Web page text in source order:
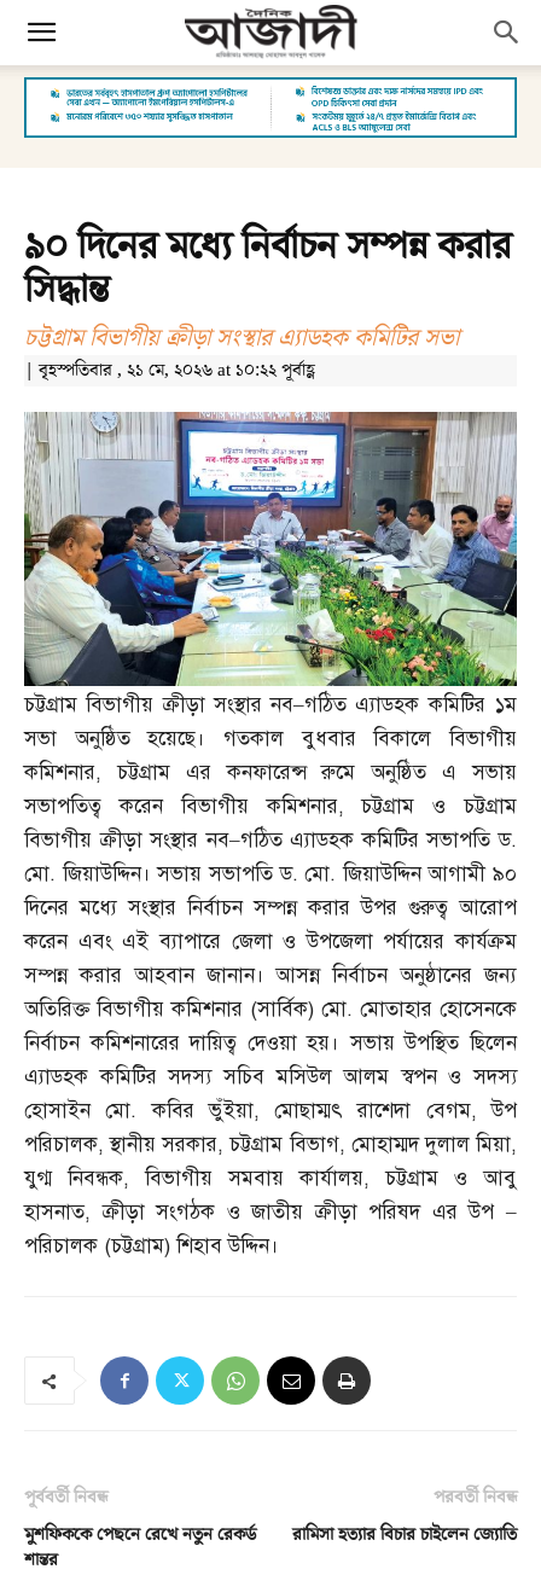
৯০ দিনের মধ্যে নির্বাচন সম্পন্ন করার
সিদ্ধান্ত
চট্টগ্রাম বিভাগীয় ক্রীড়া সংস্থার এ্যাডহক কমিটির সভা
| বৃহস্পতিবার , ২১ মে, ২০২৬ at ১০:২২ পূর্বাহ্ণ
চট্টগ্রাম বিভাগীয় ক্রীড়া সংস্থার নব–গঠিত এ্যাডহক কমিটির ১ম
সভা অনুষ্ঠিত হয়েছে। গতকাল বুধবার বিকালে বিভাগীয়
কমিশনার,চট্টগ্রাম এর কনফারেন্স রুমে অনুষ্ঠিত এ সভায়
সভাপতিত্ব করেন বিভাগীয় কমিশনার,চট্টগ্রাম ও চট্টগ্রাম
বিভাগীয় ক্রীড়া সংস্থার নব–গঠিত এ্যাডহক কমিটির সভাপতি ড.
মো.জিয়াউদ্দিন। সভায় সভাপতি ড.মো.জিয়াউদ্দিন আগামী ৯০
দিনের মধ্যে সংস্থার নির্বাচন সম্পন্ন করার উপর গুরুত্ব আরোপ
করেন এবং এই ব্যাপারে জেলা ও উপজেলা পর্যায়ের কার্যক্রম
সম্পন্ন করার আহবান জানান। আসন্ন নির্বাচন অনুষ্ঠানের জন্য
অতিরিক্ত বিভাগীয় কমিশনার (সার্বিক) মো. মোতাহার হোসেনকে
নির্বাচন কমিশনারের দায়িত্ব দেওয়া হয়। সভায় উপস্থিত ছিলেন
এ্যাডহক কমিটির সদস্য সচিব মসিউল আলম স্বপন ও সদস্য
হোসাইন মো.কবির ভুঁইয়া,মোছাম্মৎ রাশেদা বেগম,উপ
পরিচালক,স্থানীয় সরকার,চট্টগ্রাম বিভাগ, মোহাম্মদ দুলাল মিয়া,
যুগ্ম নিবন্ধক,বিভাগীয় সমবায় কার্যালয়,চট্টগ্রাম ও আবু
হাসনাত,ক্রীড়া সংগঠক ও জাতীয় ক্রীড়া পরিষদ এর উপ–
পরিচালক (চট্টগ্রাম)শিহাব উদ্দিন।
পূর্ববর্তী নিবন্ধ
মুশফিককে পেছনে রেখে নতুন রেকর্ড
শান্তর
পরবর্তী নিবন্ধ
রামিসা হত্যার বিচার চাইলেন জ্যোতি